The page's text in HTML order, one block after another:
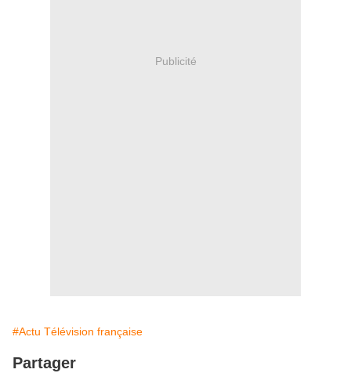
Publicité
#Actu Télévision française
Partager